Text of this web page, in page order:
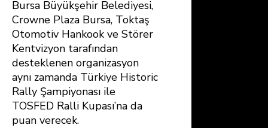
Bursa Büyükşehir Belediyesi,
Crowne Plaza Bursa, Toktaş
Otomotiv Hankook ve Störer
Kentvizyon tarafından
desteklenen organizasyon
aynı zamanda Türkiye Historic
Rally Şampiyonası ile
TOSFED Ralli Kupası’na da
puan verecek.